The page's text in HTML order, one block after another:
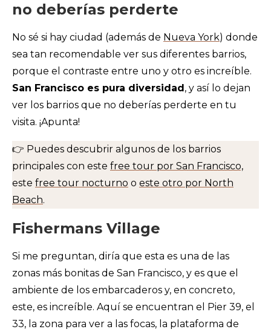
no deberías perderte
No sé si hay ciudad (además de Nueva York) donde
sea tan recomendable ver sus diferentes barrios,
porque el contraste entre uno y otro es increíble.
San Francisco es pura diversidad , y así lo dejan
ver los barrios que no deberías perderte en tu
visita. ¡Apunta!
👉 Puedes descubrir algunos de los barrios
principales con este free tour por San Francisco,
este free tour nocturno o este otro por North
Beach.
Fishermans Village
Si me preguntan, diría que esta es una de las
zonas más bonitas de San Francisco, y es que el
ambiente de los embarcaderos y, en concreto,
este, es increíble. Aquí se encuentran el Pier 39, el
33, la zona para ver a las focas, la plataforma de